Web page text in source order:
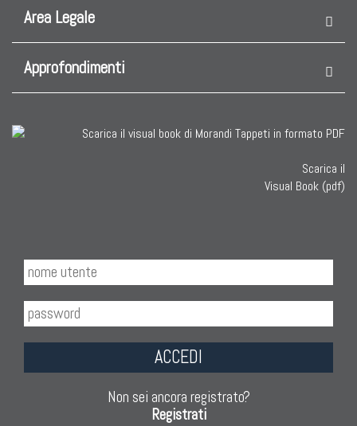
Area Legale
Approfondimenti
Scarica il
Visual Book (pdf)
ACCEDI
Non sei ancora registrato?
Registrati